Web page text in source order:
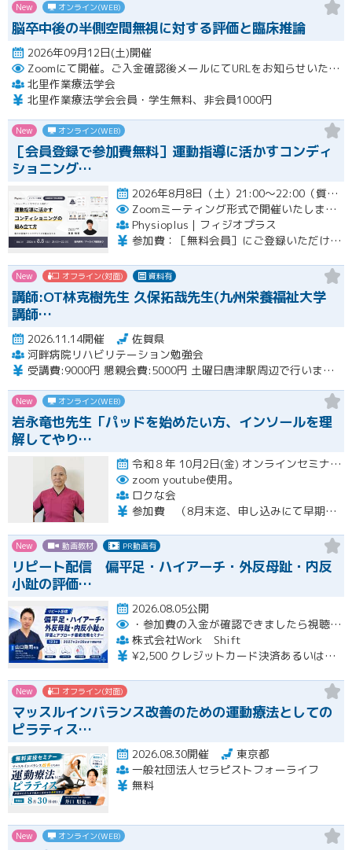
New オンライン(WEB)
脳卒中後の半側空間無視に対する評価と臨床推論
2026年09月12日(土)開催
Zoomにて開催。ご入金確認後メールにてURLをお知らせいたします。
北里作業療法学会
北里作業療法学会会員・学生無料、非会員1000円
New オンライン(WEB)
［会員登録で参加費無料］運動指導に活かすコンディ
ショニング…
2026年8月8日（土）21:00〜22:00（質疑応答を含む）開催
Zoomミーティング形式で開催いたします。
Physioplus｜フィジオプラス
参加費：［無料会員］にご登録いただければ無料 ・月額会員：参加無料 ・年額会員：参加無料 ・通常チケット：5,000円（税込）
New オフライン(対面) 資料有
講師:OT林克樹先生 久保拓哉先生(九州栄養福祉大学
講師…
2026.11.14開催
佐賀県
河畔病院リハビリテーション勉強会
受講費:9000円 懇親会費:5000円 土曜日唐津駅周辺で行います。
New オンライン(WEB)
岩永竜也先生「パッドを始めたい方、インソールを理
解してやり…
令和８年 10月2日(金) オンラインセミナー 20:00〜22:00 10月18日(日) 実技セミナー（…開催
zoom youtube使用。
ロクな会
参加費 （8月末迄、申し込みにて早期申し込み割引） オンライン➕実技セミナー（対面式） 15500円 （8月末迄申し込みにて14500円） オンライン➕実技セミナーアーカイブ視聴 11000円 （8月末迄申し込みにて10000円） ※オンラインセミナーは後日、アーカイブ視聴可能です。 ※実技セミナー（対面式）参加者も後日、実技セミナーアーカイブ視聴可能です。
New 動画教材 PR動画有
リピート配信 偏平足・ハイアーチ・外反母趾・内反
小趾の評価…
2026.08.05公開
・参加費の入金が確認できましたら視聴用URLとパスワードおよび資料をお申込みいただきましたメールアドレスに送付します。
株式会社Work Shift
¥2,500 クレジットカード決済あるいは銀行振込となります。
New オフライン(対面)
マッスルインバランス改善のための運動療法としての
ピラティス…
2026.08.30開催
東京都
一般社団法人セラピストフォーライフ
無料
New オンライン(WEB)